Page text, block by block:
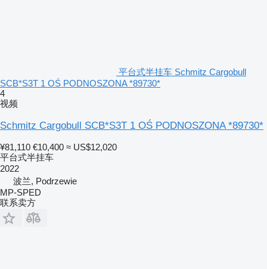
平台式半挂车 Schmitz Cargobull
SCB*S3T 1 OŚ PODNOSZONA *89730*
4
视频
Schmitz Cargobull SCB*S3T 1 OŚ PODNOSZONA *89730*
¥81,110 €10,400 ≈ US$12,020
平台式半挂车
2022
波兰, Podrzewie
MP-SPED
联系卖方